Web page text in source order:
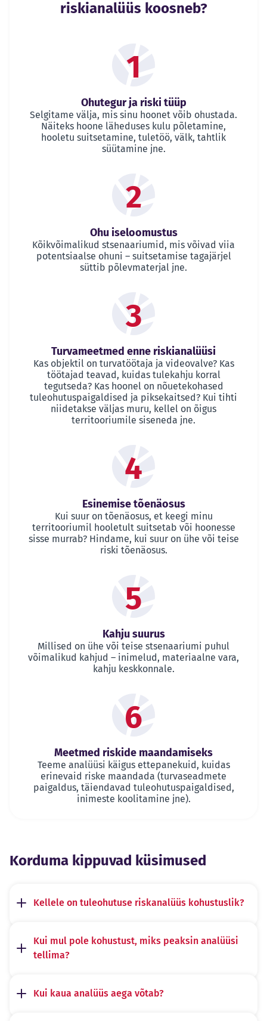
riskianalüüs koosneb?
1
Ohutegur ja riski tüüp
Selgitame välja, mis sinu hoonet võib ohustada.
Näiteks hoone läheduses kulu põletamine,
hooletu suitsetamine, tuletöö, välk, tahtlik
süütamine jne.
2
Ohu iseloomustus
Kõikvõimalikud stsenaariumid, mis võivad viia
potentsiaalse ohuni – suitsetamise tagajärjel
süttib põlevmaterjal jne.
3
Turvameetmed enne riskianalüüsi
Kas objektil on turvatöötaja ja videovalve? Kas
töötajad teavad, kuidas tulekahju korral
tegutseda? Kas hoonel on nõuetekohased
tuleohutuspaigaldised ja piksekaitsed? Kui tihti
niidetakse väljas muru, kellel on õigus
territooriumile siseneda jne.
4
Esinemise tõenäosus
Kui suur on tõenäosus, et keegi minu
territooriumil hooletult suitsetab või hoonesse
sisse murrab? Hindame, kui suur on ühe või teise
riski tõenäosus.
5
Kahju suurus
Millised on ühe või teise stsenaariumi puhul
võimalikud kahjud – inimelud, materiaalne vara,
kahju keskkonnale.
6
Meetmed riskide maandamiseks
Teeme analüüsi käigus ettepanekuid, kuidas
erinevaid riske maandada (turvaseadmete
paigaldus, täiendavad tuleohutuspaigaldised,
inimeste koolitamine jne).
Korduma kippuvad küsimused
Kellele on tuleohutuse riskanalüüs kohustuslik?
Kui mul pole kohustust, miks peaksin analüüsi
tellima?
Kui kaua analüüs aega võtab?